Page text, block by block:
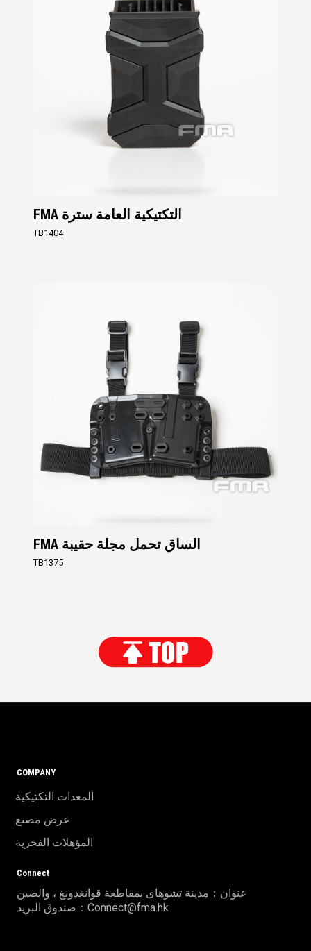
FMA التكتيكية العامة سترة
TB1404
FMA الساق تحمل مجلة حقيبة
TB1375
COMPANY
المعدات التكتيكية
عرض مصنع
المؤهلات الفخرية
Connect
عنوان：مدينة تشوهاى بمقاطعة قوانغدونغ ، والصين
صندوق البريد：Connect@fma.hk